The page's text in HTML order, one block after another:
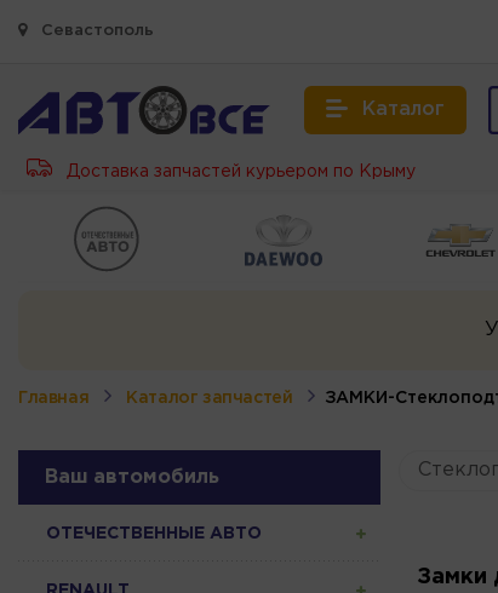
Севастополь
Каталог
Доставка запчастей курьером по Крыму
Главная Каталог запчастей ЗАМКИ-
Ваш автомобиль
ОТЕЧЕСТВЕННЫЕ АВТО
Замки